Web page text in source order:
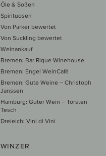
Öle & Soßen
Spirituosen
Von Parker bewertet
Von Suckling bewertet
Weinankauf
Bremen: Bar Rique Winehouse
Bremen: Engel WeinCafé
Bremen: Gute Weine – Christoph
Janssen
Hamburg: Guter Wein – Torsten
Tesch
Dreieich: Vini di Vini
WINZER